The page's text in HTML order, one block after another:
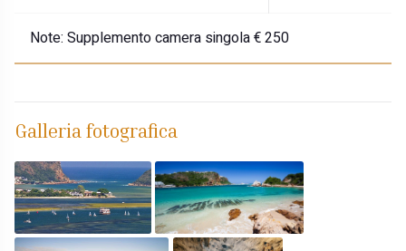
Note: Supplemento camera singola € 250
Galleria fotografica